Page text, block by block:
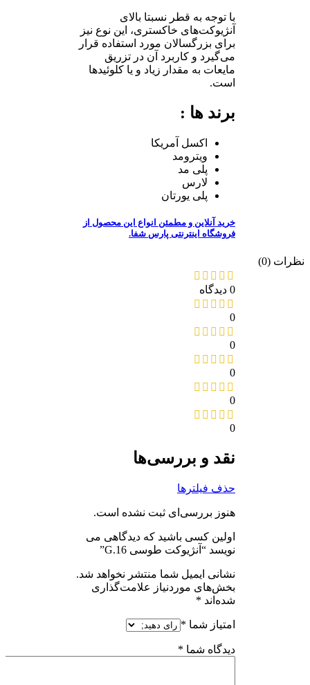
با توجه به قطر نسبتا بالای
آنژیوکت‌های خاکستری، این نوع نیز
برای بزرگسالان مورد استفاده قرار
می‌گیرد و کاربرد آن در تزریق
مایعات به مقدار زیاد و یا کلوئیدها
است.
برند ها :
اکسل آمریکا
ویترومد
پلی مد
لارس
پلی یورتان
خرید آنلاین و مطمئن انواع این محصول از
فروشگاه اینترنتی پارس شفا.
(0)
نقد و بررسی‌ها
حذف فیلترها
هنوز بررسی‌ای ثبت نشده است.
اولین کسی باشید که دیدگاهی می
نویسد “آنژیوکت طوسی G.16”
نشانی ایمیل شما منتشر نخواهد شد.
بخش‌های موردنیاز علامت‌گذاری
شده‌اند *
امتیاز شما*
دیدگاه شما*